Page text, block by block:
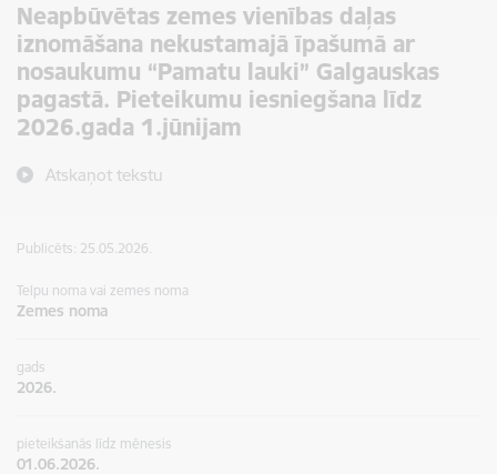
Neapbūvētas zemes vienības daļas
iznomāšana nekustamajā īpašumā ar
nosaukumu “Pamatu lauki” Galgauskas
pagastā. Pieteikumu iesniegšana līdz
2026.gada 1.jūnijam
Atskaņot tekstu
Publicēts: 25.05.2026.
Telpu noma vai zemes noma
Zemes noma
gads
2026.
pieteikšanās līdz mēnesis
01.06.2026.